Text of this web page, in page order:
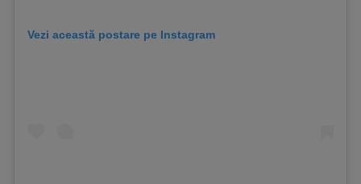
Vezi această postare pe Instagram